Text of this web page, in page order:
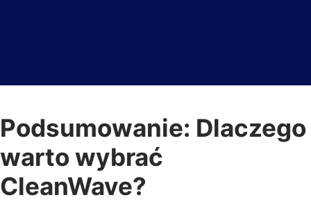
Podsumowanie: Dlaczego
warto wybrać
CleanWave?